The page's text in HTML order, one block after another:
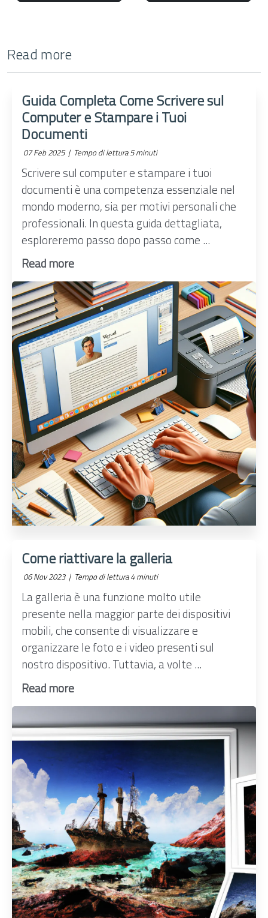
Read more
Guida Completa Come Scrivere sul
Computer e Stampare i Tuoi
Documenti
07 Feb 2025 | Tempo di lettura 5 minuti
Scrivere sul computer e stampare i tuoi
documenti è una competenza essenziale nel
mondo moderno, sia per motivi personali che
professionali. In questa guida dettagliata,
esploreremo passo dopo passo come ...
Read more
Come riattivare la galleria
06 Nov 2023 | Tempo di lettura 4 minuti
La galleria è una funzione molto utile
presente nella maggior parte dei dispositivi
mobili, che consente di visualizzare e
organizzare le foto e i video presenti sul
nostro dispositivo. Tuttavia, a volte ...
Read more